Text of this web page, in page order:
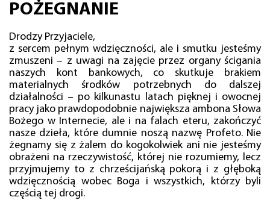
POŻEGNANIE
Drodzy Przyjaciele,
z sercem pełnym wdzięczności, ale i smutku jesteśmy
zmuszeni – z uwagi na zajęcie przez organy ścigania
naszych kont bankowych, co skutkuje brakiem
materialnych środków potrzebnych do dalszej
działalności – po kilkunastu latach pięknej i owocnej
pracy jako prawdopodobnie największa ambona Słowa
Bożego w Internecie, ale i na falach eteru, zakończyć
nasze dzieła, które dumnie noszą nazwę Profeto. Nie
żegnamy się z żalem do kogokolwiek ani nie jesteśmy
obrażeni na rzeczywistość, której nie rozumiemy, lecz
przyjmujemy to z chrześcijańską pokorą i z głęboką
wdzięcznością wobec Boga i wszystkich, którzy byli
częścią tej drogi.